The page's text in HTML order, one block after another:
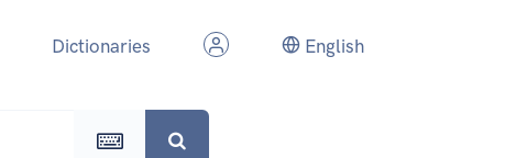
Dictionaries English